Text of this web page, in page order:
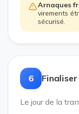
Arnaques
virements
sécurisé.
6
Le jour de la